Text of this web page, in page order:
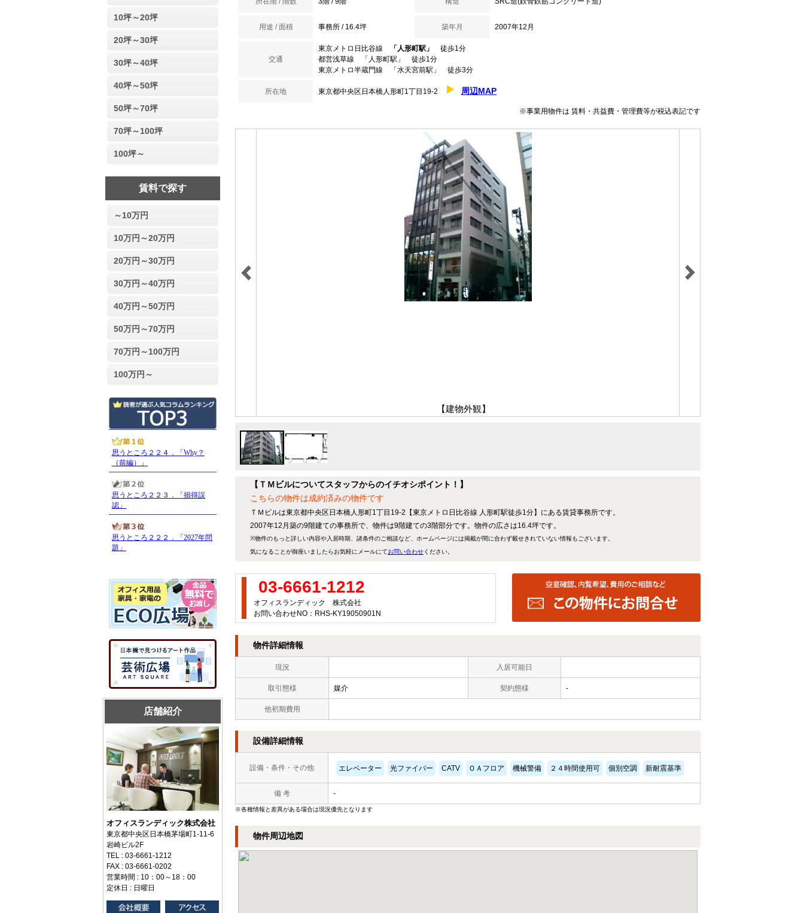
用途 / 面積 事務所 / 16.4坪 築年月 2007年12月
交通
東京メトロ日比谷線 「人形町駅」
徒歩1分
都営浅草線 「人形町駅」 徒歩1分
東京メトロ半蔵門線 「水天宮前駅」 徒歩3分
所在地 東京都中央区日本橋人形町1丁目19-2 周辺MAP
※事業用物件は 賃料・共益費・管理費等が税込表記です
【建物外観】
【ＴＭビルについてスタッフからのイチオシポイント！】
こちらの物件は成約済みの物件です
ＴＭビルは東京都中央区日本橋人形町1丁目19-2【東京メトロ日比谷線 人形町駅徒歩1分】にある賃貸事務所です。
2007年12月築の9階建ての事務所で、物件は9階建ての3階部分です。物件の広さは16.4坪です。
※物件のもっと詳しい内容や入居時期、諸条件のご相談など、ホームページには掲載が間に合わず載せきれていない情報もございます。
気になることが御座いましたらお気軽にメールにてお問い合わせください。
03-6661-1212
オフィスランディック 株式会社
お問い合わせNO：RHS-KY19050901N
物件詳細情報
現況 入居可能日
取引態様 媒介 契約態様 -
他初期費用
設備詳細情報
設備・条件・その他 エレベーター 光ファイバー CATV ＯＡフロア 機械警備 ２４時間使用可 個別空調 新耐震基準
備 考 -
※各種情報と差異がある場合は現況優先となります
物件周辺地図
10坪～20坪
20坪～30坪
30坪～40坪
40坪～50坪
50坪～70坪
70坪～100坪
100坪～
賃料で探す
～10万円
10万円～20万円
20万円～30万円
30万円～40万円
40万円～50万円
50万円～70万円
70万円～100万円
100万円～
店舗紹介
オフィスランディック株式会社
東京都中央区日本橋茅場町1-11-6
岩崎ビル2F
TEL : 03-6661-1212
FAX : 03-6661-0202
営業時間 : 10：00～18：00
定休日 : 日曜日